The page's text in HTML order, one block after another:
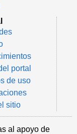
portal
de uso
sitio
al apoyo de